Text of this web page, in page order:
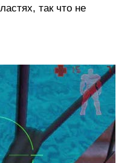
так что не